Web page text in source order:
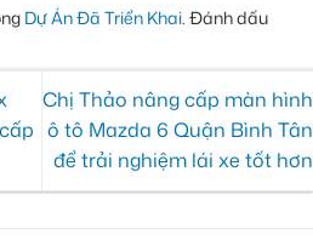
Dự Án Đã Triển Khai . Đánh dấu
Chị Thảo nâng cấp màn hình
ô tô Mazda 6 Quận Bình Tân
để trải nghiệm lái xe tốt hơn